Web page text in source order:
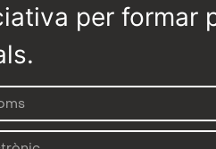
per formar